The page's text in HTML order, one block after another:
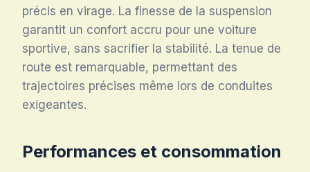
précis en virage. La finesse de la suspension
garantit un confort accru pour une voiture
sportive, sans sacrifier la stabilité. La tenue de
route est remarquable, permettant des
trajectoires précises même lors de conduites
exigeantes.
Performances et consommation